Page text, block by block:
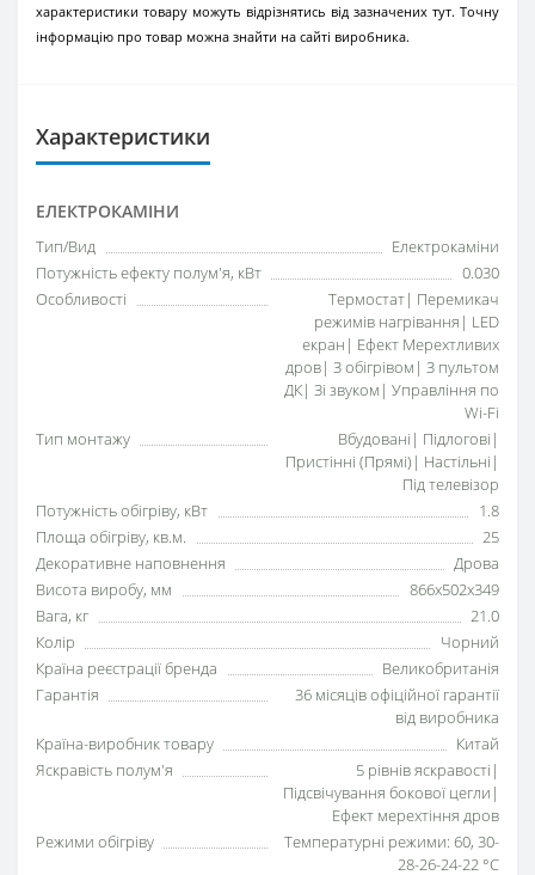
характеристики товару можуть відрізнятись від зазначених тут. Точну
інформацію про товар можна знайти на сайті виробника.
Характеристики
ЕЛЕКТРОКАМІНИ
Тип/Вид
Електрокаміни
Потужність ефекту полум'я, кВт
0.030
Особливості
Термостат| Перемикач
режимів нагрівання| LED
екран| Ефект Мерехтливих
дров| З обігрівом| З пультом
ДК| Зі звуком| Управління по
Wi-Fi
Тип монтажу
Вбудовані| Підлогові|
Пристінні (Прямі)| Настільні|
Під телевізор
Потужність обігріву, кВт
1.8
Площа обігріву, кв.м.
25
Декоративне наповнення
Дрова
Висота виробу, мм
866x502x349
Вага, кг
21.0
Колір
Чорний
Країна реєстрації бренда
Великобританія
Гарантія
36 місяців офіційної гарантії
від виробника
Країна-виробник товару
Китай
Яскравість полум'я
5 рівнів яскравості|
Підсвічування бокової цегли|
Ефект мерехтіння дров
Режими обігріву
Температурні режими: 60, 30-
28-26-24-22 °С